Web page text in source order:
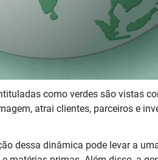
como verdes são vistas
atrai clientes, parceiros e
dessa dinâmica pode levar a